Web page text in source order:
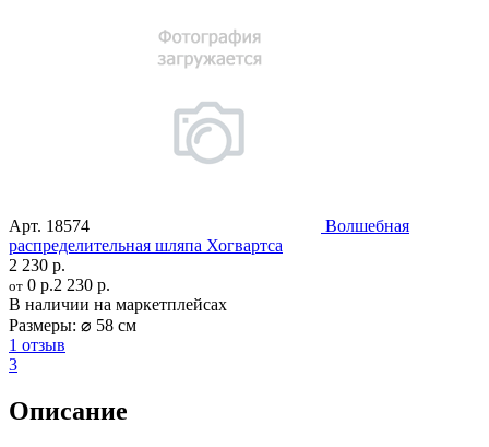
Арт. 18574
Волшебная
распределительная шляпа Хогвартса
2 230 р.
от 0 р.2 230 р.
В наличии на маркетплейсах
Размеры: ⌀ 58 см
1 отзыв
3
Описание